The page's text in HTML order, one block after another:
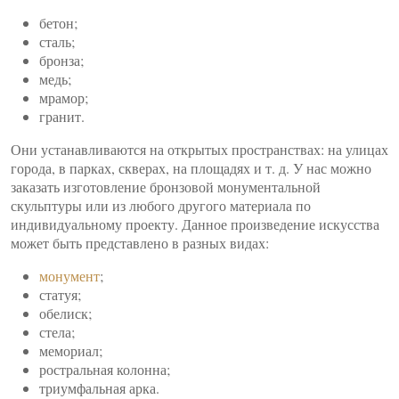
бетон;
сталь;
бронза;
медь;
мрамор;
гранит.
Они устанавливаются на открытых пространствах: на улицах
города, в парках, скверах, на площадях и т. д. У нас можно
заказать изготовление бронзовой монументальной
скульптуры или из любого другого материала по
индивидуальному проекту. Данное произведение искусства
может быть представлено в разных видах:
монумент;
статуя;
обелиск;
стела;
мемориал;
ростральная колонна;
триумфальная арка.